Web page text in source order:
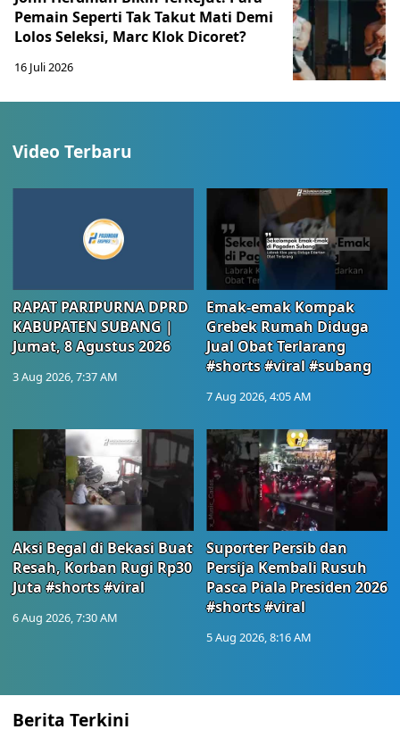
Pemain Seperti Tak Takut Mati Demi
Lolos Seleksi, Marc Klok Dicoret?
16 Juli 2026
Video Terbaru
RAPAT PARIPURNA DPRD
KABUPATEN SUBANG |
Jumat, 8 Agustus 2026
3 Aug 2026, 7:37 AM
Emak-emak Kompak
Grebek Rumah Diduga
Jual Obat Terlarang
#shorts #viral #subang
7 Aug 2026, 4:05 AM
Aksi Begal di Bekasi Buat
Resah, Korban Rugi Rp30
Juta #shorts #viral
6 Aug 2026, 7:30 AM
Suporter Persib dan
Persija Kembali Rusuh
Pasca Piala Presiden 2026
#shorts #viral
5 Aug 2026, 8:16 AM
Berita Terkini